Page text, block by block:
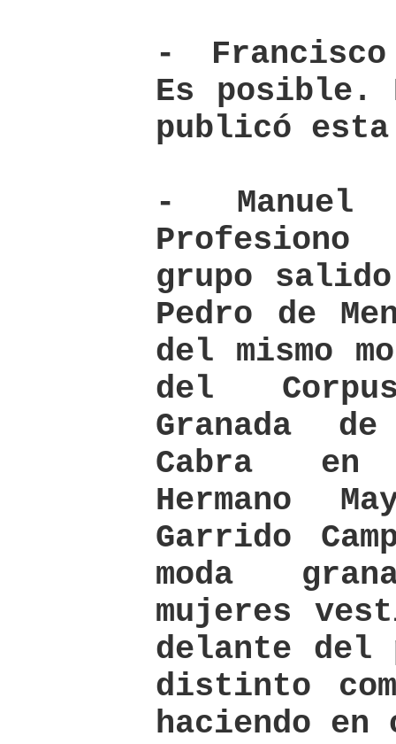
-
Es posible.
publicó
- Manuel
grupo
Pedro de
del mismo
del
Granada
Cabra en
Hermano
Garrido
moda
mujeres
delante del
distinto
haciendo